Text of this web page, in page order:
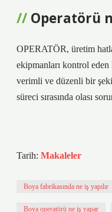
Operatörü
OPERATÖR, üretim
ekipmanları kontrol eden
verimli ve düzenli bir
süreci sırasında olası
Tarih: Makaleler
Boya fabrikasında ne iş yapılır
Boya operatörü ne iş yapar